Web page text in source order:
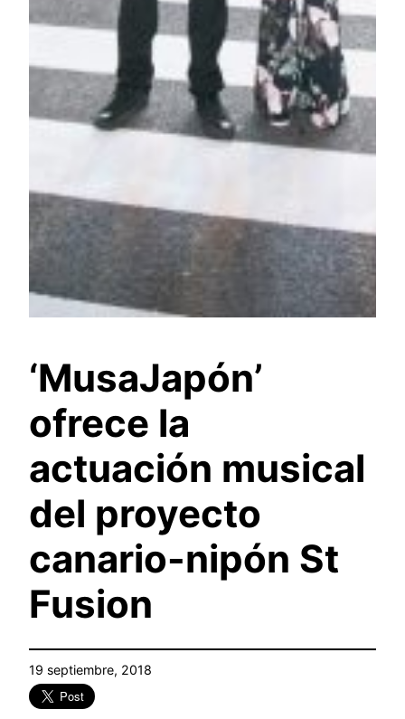
‘MusaJapón’
ofrece la
actuación musical
del proyecto
canario-nipón St
Fusion
19 septiembre, 2018